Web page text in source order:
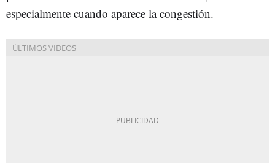
especialmente cuando aparece la congestión.